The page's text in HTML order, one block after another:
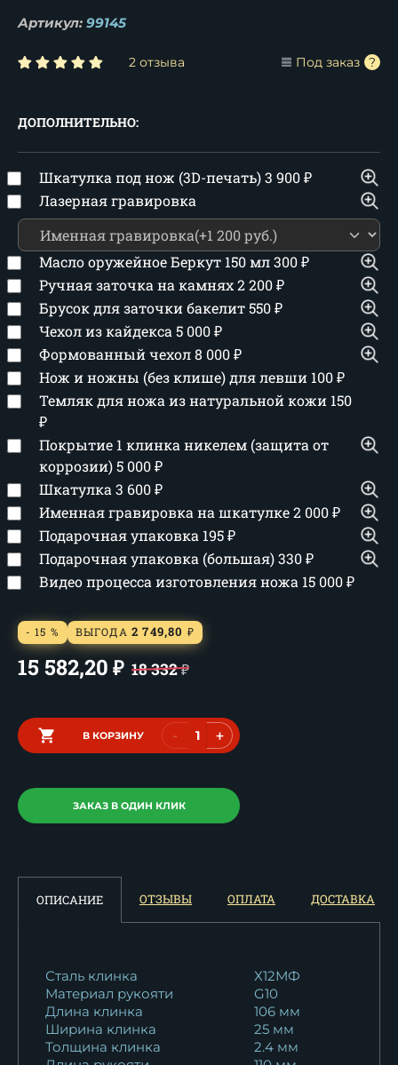
Артикул: 99145
2 отзыва Под заказ
ДОПОЛНИТЕЛЬНО:
Шкатулка под нож (3D-печать)3 900₽
Лазерная гравировка
Масло оружейное Беркут 150 мл300₽
Ручная заточка на камнях2 200₽
Брусок для заточки бакелит550₽
Чехол из кайдекса 5 000₽
Формованный чехол8 000₽
Нож и ножны (без клише) для левши 100₽
Темляк для ножа из натуральной кожи 150
₽
Покрытие 1 клинка никелем (защита от
коррозии)5 000₽
Шкатулка 3 600₽
Именная гравировка на шкатулке2 000₽
Подарочная упаковка 195₽
Подарочная упаковка (большая)330₽
Видео процесса изготовления ножа 15 000₽
- 15 % ВЫГОДА 2 749,80 ₽
15 582,20 ₽ 18 332₽
В КОРЗИНУ - +
ЗАКАЗ В ОДИН КЛИК
ОПИСАНИЕ ОТЗЫВЫ ОПЛАТА ДОСТАВКА
Сталь клинка
Х12МФ
Материал рукояти
G10
Длина клинка
106 мм
Ширина клинка
25 мм
Толщина клинка
2.4 мм